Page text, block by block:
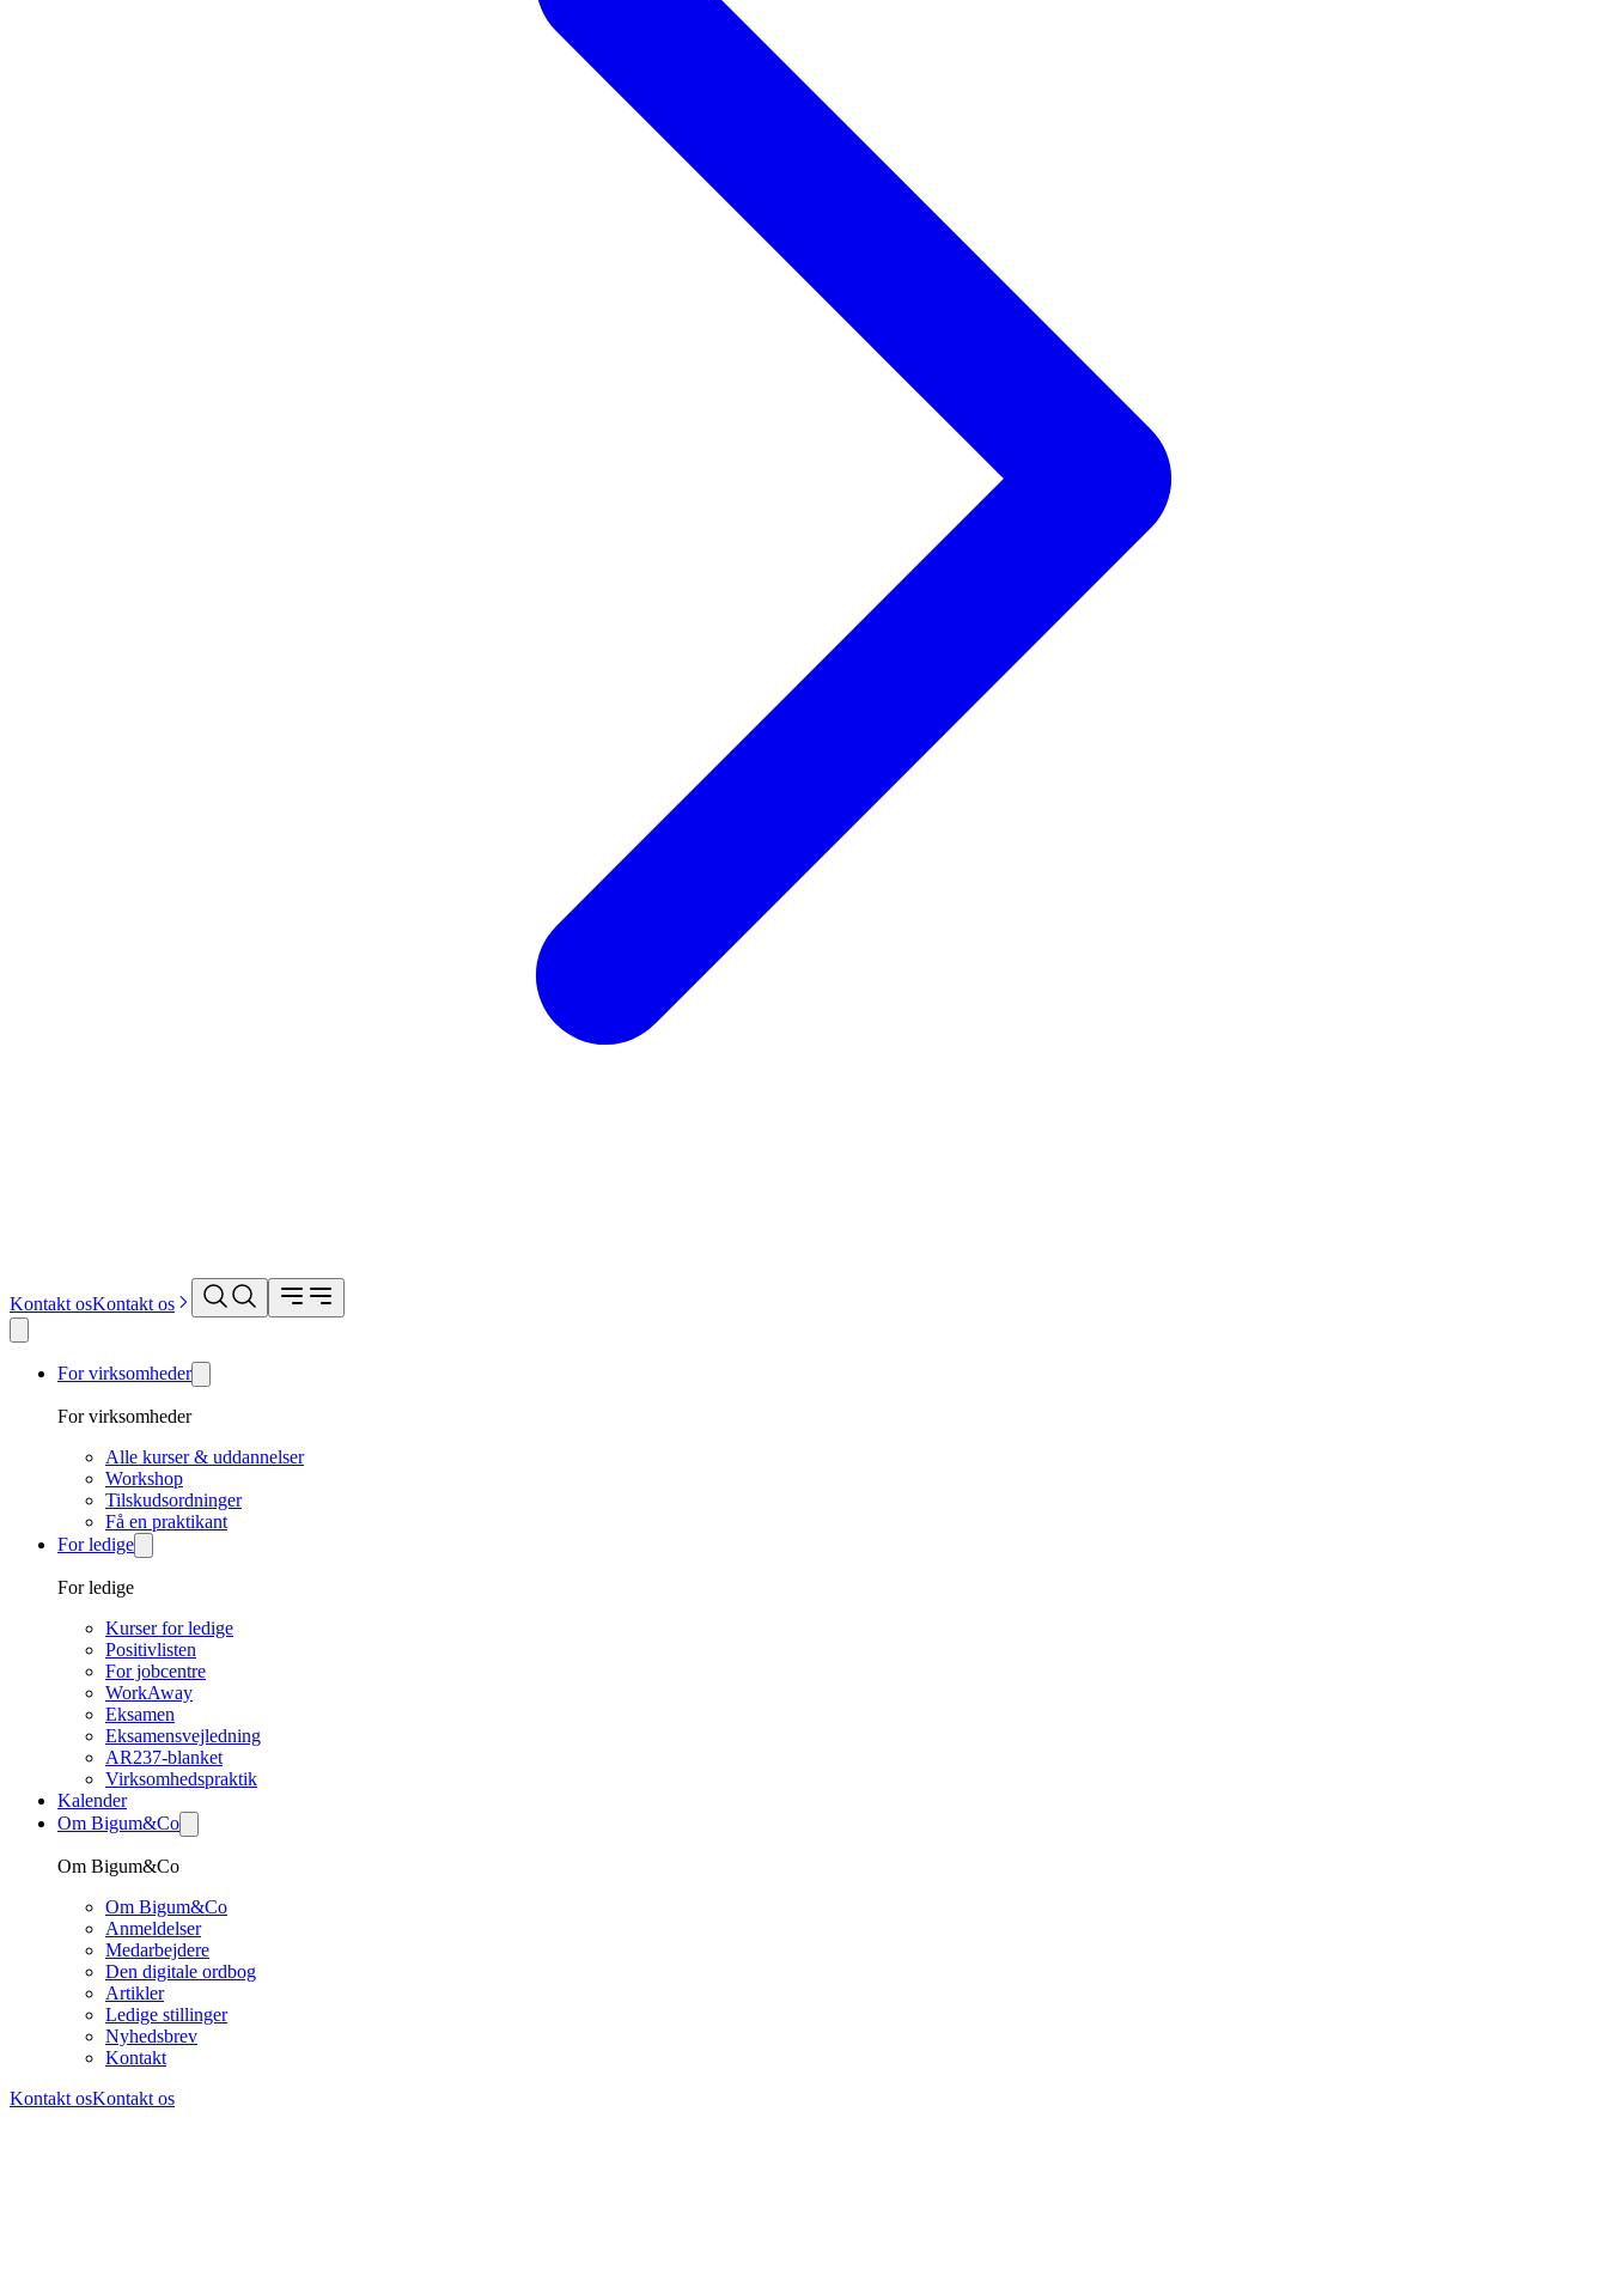
Kontakt osKontakt os
For virksomheder
For virksomheder
Alle kurser & uddannelser
Workshop
Tilskudsordninger
Få en praktikant
For ledige
For ledige
Kurser for ledige
Positivlisten
For jobcentre
WorkAway
Eksamen
Eksamensvejledning
AR237-blanket
Virksomhedspraktik
Kalender
Om Bigum&Co
Om Bigum&Co
Om Bigum&Co
Anmeldelser
Medarbejdere
Den digitale ordbog
Artikler
Ledige stillinger
Nyhedsbrev
Kontakt
Kontakt osKontakt os